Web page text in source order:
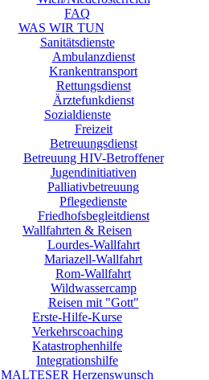
FAQ
WAS WIR TUN
Sanitätsdienste
Ambulanzdienst
Krankentransport
Rettungsdienst
Ärztefunkdienst
Sozialdienste
Freizeit
Betreuungsdienst
Betreuung HIV-Betroffener
Jugendinitiativen
Palliativbetreuung
Pflegedienste
Friedhofsbegleitdienst
Wallfahrten & Reisen
Lourdes-Wallfahrt
Mariazell-Wallfahrt
Rom-Wallfahrt
Wildwassercamp
Reisen mit "Gott"
Erste-Hilfe-Kurse
Verkehrscoaching
Katastrophenhilfe
Integrationshilfe
MALTESER Herzenswunsch